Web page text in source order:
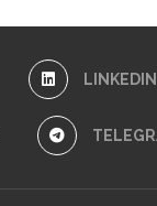
LINKEDIN